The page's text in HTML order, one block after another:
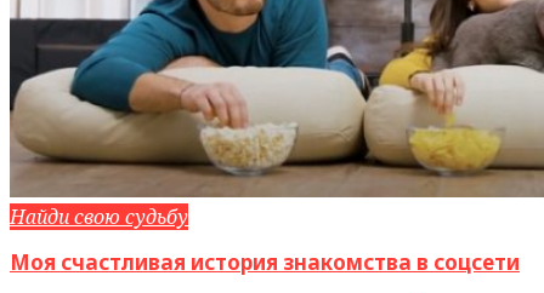
Найди свою судьбу
Моя счастливая история знакомства в соцсети